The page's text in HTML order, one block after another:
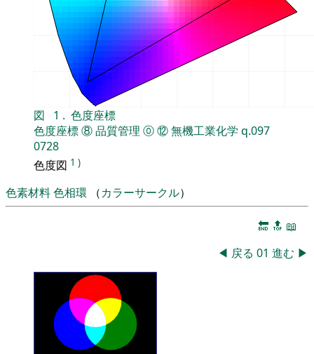
図 1 . 色度座標
色度座標⑧品質管理 ⓪⑫無機工業化学 q.097
0728
色度図 1 )
色素材料色相環 （カラーサークル）
🔚 🔝 📖
◀ 戻る 01 進む ▶